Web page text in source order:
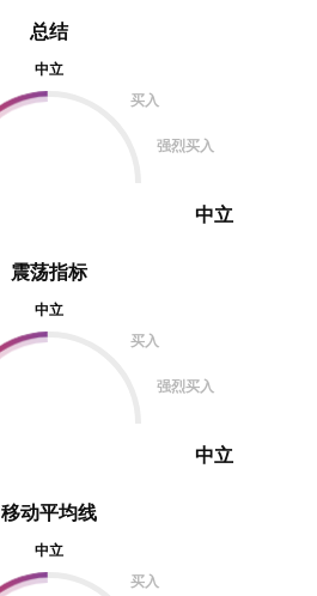
震荡指标
中立
买入
强烈买入
中立
总结
中立
买入
强烈买入
中立
移动平均线
中立
买入